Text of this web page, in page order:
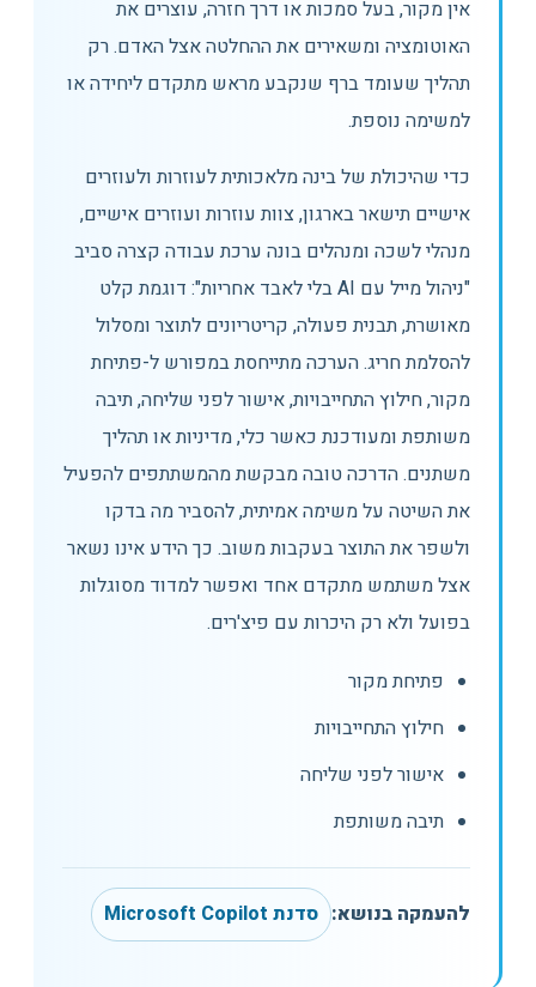
אין מקור, בעל סמכות או דרך חזרה, עוצרים את
האוטומציה ומשאירים את ההחלטה אצל האדם. רק
תהליך שעומד ברף שנקבע מראש מתקדם ליחידה או
למשימה נוספת.
כדי שהיכולת של בינה מלאכותית לעוזרות ולעוזרים
אישיים תישאר בארגון, צוות עוזרות ועוזרים אישיים,
מנהלי לשכה ומנהלים בונה ערכת עבודה קצרה סביב
"ניהול מייל עם AI בלי לאבד אחריות": דוגמת קלט
מאושרת, תבנית פעולה, קריטריונים לתוצר ומסלול
להסלמת חריג. הערכה מתייחסת במפורש ל-פתיחת
מקור, חילוץ התחייבויות, אישור לפני שליחה, תיבה
משותפת ומעודכנת כאשר כלי, מדיניות או תהליך
משתנים. הדרכה טובה מבקשת מהמשתתפים להפעיל
את השיטה על משימה אמיתית, להסביר מה בדקו
ולשפר את התוצר בעקבות משוב. כך הידע אינו נשאר
אצל משתמש מתקדם אחד ואפשר למדוד מסוגלות
בפועל ולא רק היכרות עם פיצ'רים.
פתיחת מקור
חילוץ התחייבויות
אישור לפני שליחה
תיבה משותפת
להעמקה בנושא: סדנת Microsoft Copilot